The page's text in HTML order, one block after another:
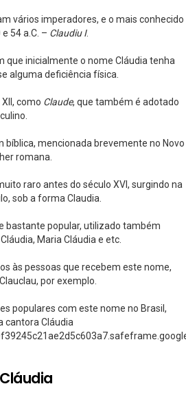
vários imperadores, e o mais conhecido
54 a.C. – Claudiu I.
que inicialmente o nome Cláudia tenha
alguma deficiência física.
como Claude, que também é adotado
bíblica, mencionada brevemente no Novo
romana.
raro antes do século XVI, surgindo na
sob a forma Claudia.
bastante popular, utilizado também
Maria Cláudia e etc.
às pessoas que recebem este nome,
por exemplo.
populares com este nome no Brasil,
cantora Cláudia